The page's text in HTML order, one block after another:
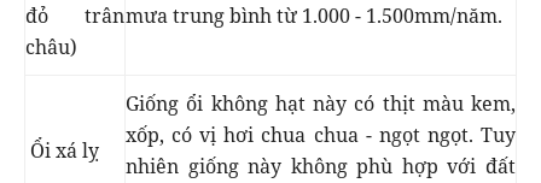
đỏ trân
châu)
mưa trung bình từ 1.000 - 1.500mm/năm.
Ổi xá lỵ
Giống ổi không hạt này có thịt màu kem,
xốp, có vị hơi chua chua - ngọt ngọt. Tuy
nhiên giống này không phù hợp với đất